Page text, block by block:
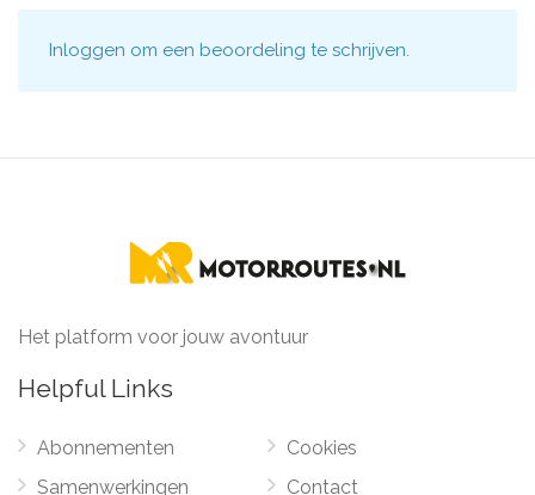
Inloggen om een beoordeling te schrijven.
Het platform voor jouw avontuur
Helpful Links
Abonnementen
Samenwerkingen
Cookies
Contact